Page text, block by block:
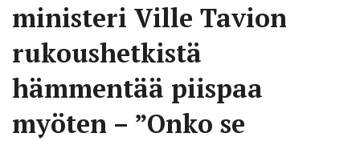
ministeri Ville Tavion
rukoushetkistä
hämmentää piispaa
myöten – ”Onko se